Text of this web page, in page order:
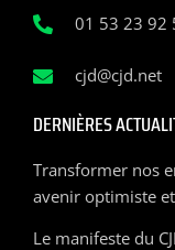
01 53 23 92
cjd@cjd.net
DERNIÈRES
Transformer nos
avenir optimiste
Le manifeste du